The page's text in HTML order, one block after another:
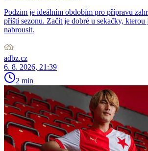
Podzim je ideálním obdobím pro přípravu
příští sezonu. Začít je dobré u sekačky, kterou
nabrousit.
adbz.cz
6. 8. 2026, 21:39
2 min